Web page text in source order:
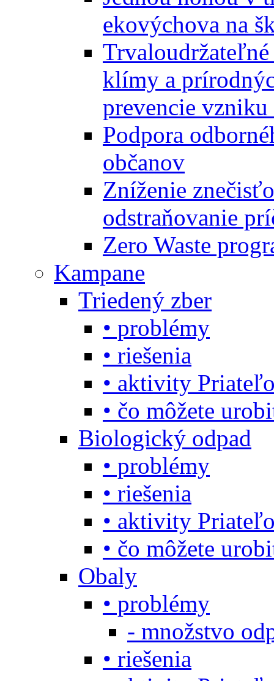
ekovýchova na
klímy a
prevencie vzniku
Podpora
občanov
Zníženie
odstraňovanie
Zero Waste
Kampane
Triedený zber
• problémy
• riešenia
• aktivity
• čo môžete
Biologický odpad
• problémy
• riešenia
• aktivity
• čo môžete
Obaly
• problémy
- množstvo
• riešenia